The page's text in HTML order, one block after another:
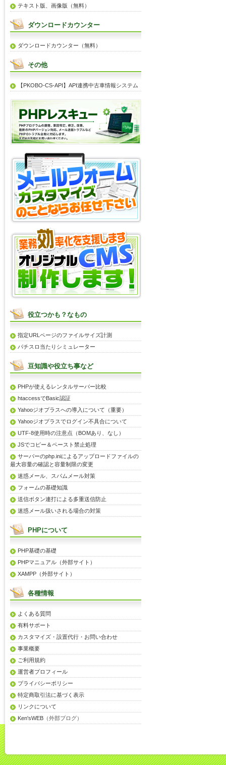
テキスト版、画像版（無料）
ダウンロードカウンター
ダウンロードカウンター（無料）
その他
【PKOBO-CS-API】API連携中古車情報システム
役立つかも？なもの
指定URLページのファイルサイズ計測
パチスロ当たりシミュレーター
豆知識や役立ち事など
PHPが使えるレンタルサーバー比較
htaccessでBasic認証
Yahooジオプラスへの導入について（重要）
Yahooジオプラスでログイン不具合について
UTF-8使用時の注意点（BOMあり、なし）
JSでコピー＆ペースト禁止処理
サーバーのphp.iniによるアップロードファイルの
最大容量の確認と容量制限の変更
迷惑メール、スパムメール対策
フォームの基礎知識
送信ボタン連打による多重送信防止
迷惑メール扱いされる場合の対策
PHPについて
PHP基礎の基礎
PHPマニュアル（外部サイト）
XAMPP（外部サイト）
各種情報
よくある質問
有料サポート
カスタマイズ・設置代行・お問い合わせ
事業概要
ご利用規約
運営者プロフィール
プライバシーポリシー
特定商取引法に基づく表示
リンクについて
Ken'sWEB （外部ブログ）